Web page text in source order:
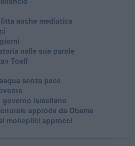
anche mediatica
nelle sue parole
Toaff
senza pace
israeliano
approda da Obama
molteplici approcci